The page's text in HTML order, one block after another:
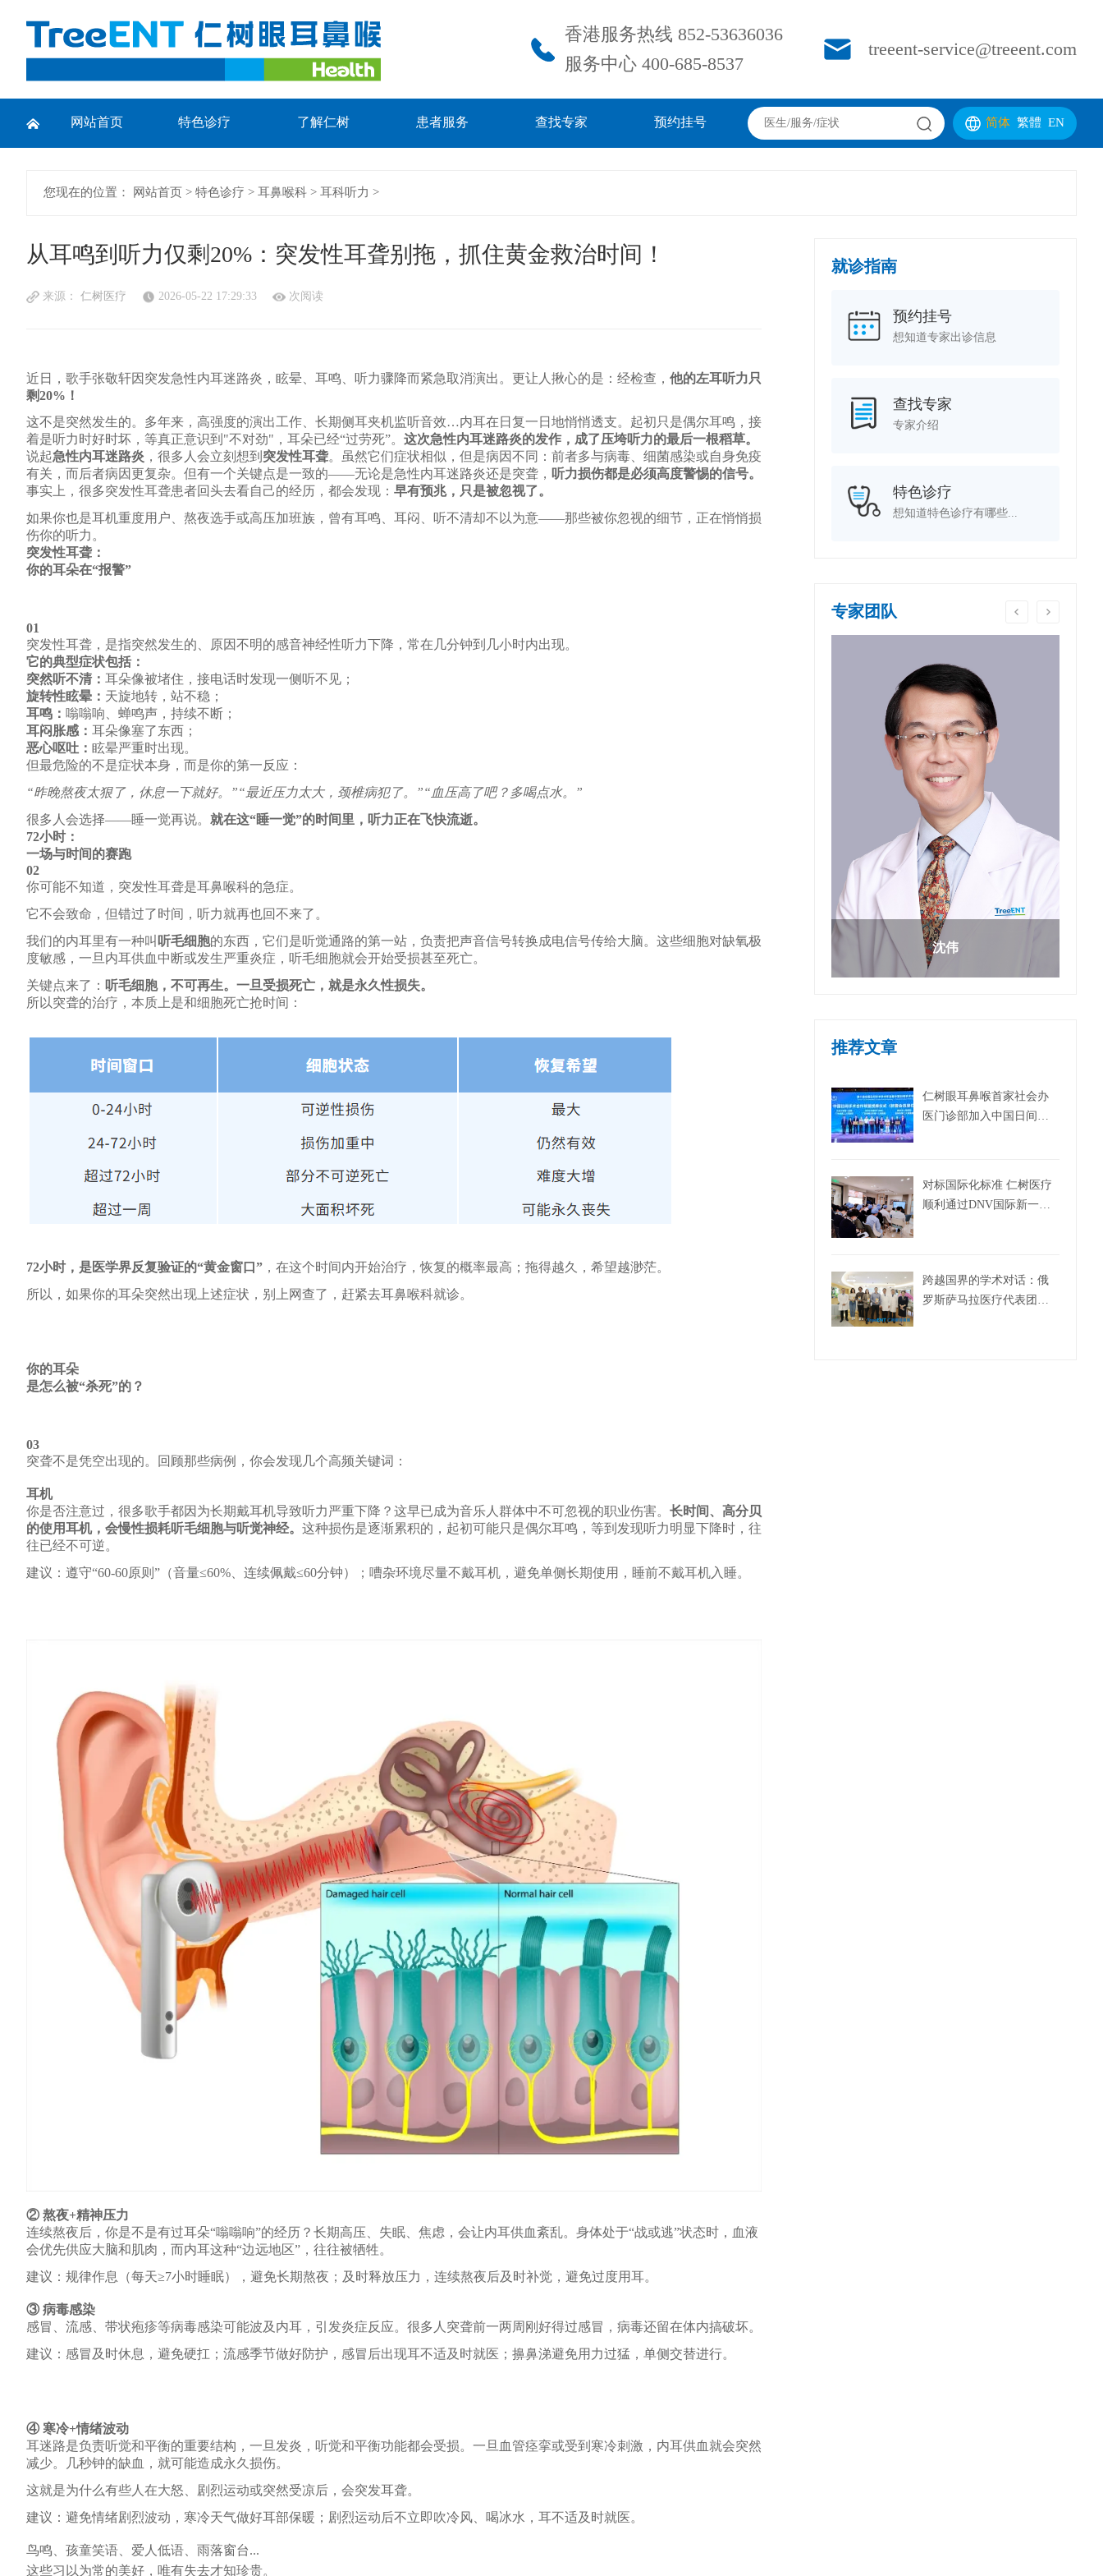
香港服务热线 852-53636036
服务中心 400-685-8537
treeent-service@treeent.com
网站首页 特色诊疗 了解仁树 患者服务 查找专家 预约挂号 简体 繁體 EN
您现在的位置： 网站首页 > 特色诊疗 > 耳鼻喉科 > 耳科听力 >
从耳鸣到听力仅剩20%：突发性耳聋别拖，抓住黄金救治时间！
来源： 仁树医疗 2026-05-22 17:29:33 次阅读
近日，歌手张敬轩因突发急性内耳迷路炎，眩晕、耳鸣、听力骤降而紧急取消演出。更让人揪心的是：经检查， 他的左耳听力只
剩20%！
这不是突然发生的。多年来，高强度的演出工作、长期侧耳夹机监听音效…内耳在日复一日地悄悄透支。起初只是偶尔耳鸣，接
着是听力时好时坏，等真正意识到"不对劲"，耳朵已经“过劳死”。 这次急性内耳迷路炎的发作，成了压垮听力的最后一根稻草。
说起急性内耳迷路炎 ，很多人会立刻想到 突发性耳聋。虽然它们症状相似，但是病因不同：前者多与病毒、细菌感染或自身免疫
有关，而后者病因更复杂。但有一个关键点是一致的——无论是急性内耳迷路炎还是突聋， 听力损伤都是必须高度警惕的信号。
事实上，很多突发性耳聋患者回头去看自己的经历，都会发现： 早有预兆，只是被忽视了。
如果你也是耳机重度用户、熬夜选手或高压加班族，曾有耳鸣、耳闷、听不清却不以为意——那些被你忽视的细节，正在悄悄损
伤你的听力。
突发性耳聋：
你的耳朵在“报警”
01
突发性耳聋，是指突然发生的、原因不明的感音神经性听力下降，常在几分钟到几小时内出现。
它的典型症状包括：
突然听不清： 耳朵像被堵住，接电话时发现一侧听不见；
旋转性眩晕： 天旋地转，站不稳；
耳鸣： 嗡嗡响、蝉鸣声，持续不断；
耳闷胀感： 耳朵像塞了东西；
恶心呕吐： 眩晕严重时出现。
但最危险的不是症状本身，而是你的第一反应：
“昨晚熬夜太狠了，休息一下就好。”“最近压力太大，颈椎病犯了。”“血压高了吧？多喝点水。”
很多人会选择——睡一觉再说。 就在这“睡一觉”的时间里，听力正在飞快流逝。
72小时：
一场与时间的赛跑
02
你可能不知道，突发性耳聋是耳鼻喉科的急症。
它不会致命，但错过了时间，听力就再也回不来了。
我们的内耳里有一种叫 听毛细胞的东西，它们是听觉通路的第一站，负责把声音信号转换成电信号传给大脑。这些细胞对缺氧极
度敏感，一旦内耳供血中断或发生严重炎症，听毛细胞就会开始受损甚至死亡。
关键点来了： 听毛细胞，不可再生。一旦受损死亡，就是永久性损失。
所以突聋的治疗，本质上是和细胞死亡抢时间：
72小时，是医学界反复验证的“黄金窗口” ，在这个时间内开始治疗，恢复的概率最高；拖得越久，希望越渺茫。
所以，如果你的耳朵突然出现上述症状，别上网查了，赶紧去耳鼻喉科就诊。
你的耳朵
是怎么被“杀死”的？
03
突聋不是凭空出现的。回顾那些病例，你会发现几个高频关键词：
耳机
你是否注意过，很多歌手都因为长期戴耳机导致听力严重下降？这早已成为音乐人群体中不可忽视的职业伤害。 长时间、高分贝
的使用耳机，会慢性损耗听毛细胞与听觉神经。 这种损伤是逐渐累积的，起初可能只是偶尔耳鸣，等到发现听力明显下降时，往
往已经不可逆。
建议：遵守“60-60原则”（音量≤60%、连续佩戴≤60分钟）；嘈杂环境尽量不戴耳机，避免单侧长期使用，睡前不戴耳机入睡。
② 熬夜+精神压力
连续熬夜后，你是不是有过耳朵“嗡嗡响”的经历？长期高压、失眠、焦虑，会让内耳供血紊乱。身体处于“战或逃”状态时，血液
会优先供应大脑和肌肉，而内耳这种“边远地区”，往往被牺牲。
建议： 规律作息（每天≥7小时睡眠），避免长期熬夜；及时释放压力，连续熬夜后及时补觉，避免过度用耳。
③ 病毒感染
感冒、流感、带状疱疹等病毒感染可能波及内耳，引发炎症反应。很多人突聋前一两周刚好得过感冒，病毒还留在体内搞破坏。
建议： 感冒及时休息，避免硬扛；流感季节做好防护，感冒后出现耳不适及时就医；擤鼻涕避免用力过猛，单侧交替进行。
④ 寒冷+情绪波动
耳迷路是负责听觉和平衡的重要结构，一旦发炎，听觉和平衡功能都会受损。一旦血管痉挛或受到寒冷刺激，内耳供血就会突然
减少。几秒钟的缺血，就可能造成永久损伤。
这就是为什么有些人在大怒、剧烈运动或突然受凉后，会突发耳聋。
建议： 避免情绪剧烈波动，寒冷天气做好耳部保暖；剧烈运动后不立即吹冷风、喝冰水，耳不适及时就医。
鸟鸣、孩童笑语、爱人低语、雨落窗台...
这些习以为常的美好，唯有失去才知珍贵。
就诊指南
预约挂号
想知道专家出诊信息
查找专家
专家介绍
特色诊疗
想知道特色诊疗有哪些...
专家团队
沈伟
推荐文章
仁树眼耳鼻喉首家社会办
医门诊部加入中国日间手
对标国际化标准 仁树医疗
顺利通过DNV国际新一轮
跨越国界的学术对话：俄
罗斯萨马拉医疗代表团到